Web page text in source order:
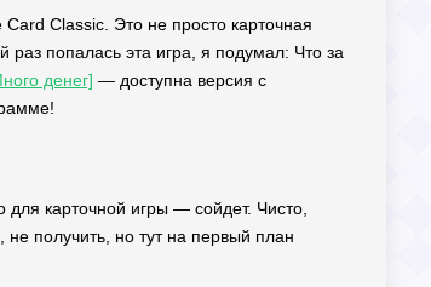
Classic. Это не просто карточная
раз попалась эта игра, я подумал: Что за
денег] — доступна версия с
карточной игры — сойдет. Чисто,
не получить, но тут на первый план